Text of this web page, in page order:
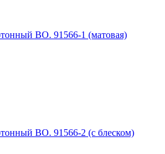
ВО. 91566-1 (матовая)
ВО. 91566-2 (с блеском)